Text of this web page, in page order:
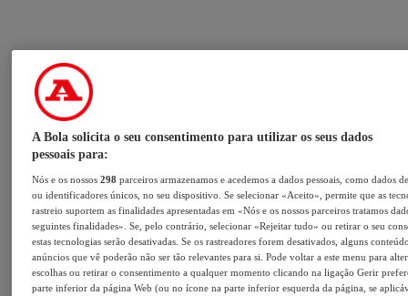
A Bola solicita o seu consentimento para utilizar os seus dados
pessoais para:
Nós e os nossos298 parceiros armazenamos e acedemos a dados pessoais, como dados
ou identificadores únicos, no seu dispositivo. Se selecionar «Aceito», permite que as
rastreio suportem as finalidades apresentadas em «Nós e os nossos parceiros tratamos
seguintes finalidades». Se, pelo contrário, selecionar «Rejeitar tudo» ou retirar o seu
estas tecnologias serão desativadas. Se os rastreadores forem desativados, alguns
anúncios que vê poderão não ser tão relevantes para si. Pode voltar a este menu para
escolhas ou retirar o consentimento a qualquer momento clicando na ligação Gerir
parte inferior da página Web (ou no ícone na parte inferior esquerda da página, se